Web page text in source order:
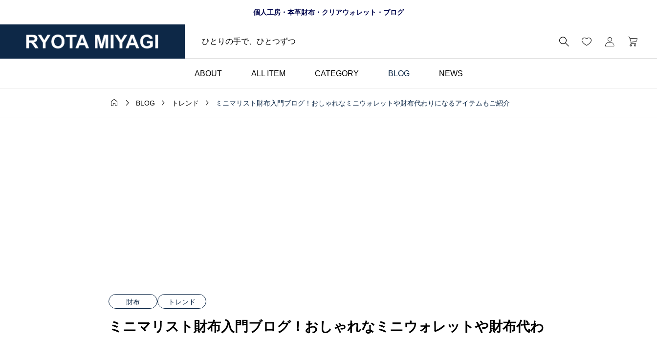
個人工房・本革財布・クリアウォレット・ブログ
ひとりの手で、ひとつずつ 
ABOUT ALL ITEM CATEGORY BLOG NEWS
財布 財布 財布
  BLOG  トレンド  ミニマリスト財布入門ブログ！おしゃれなミニウォレットや財布代わりになるアイテムもご紹介
財布 トレンド
ミニマリスト財布入門ブログ！おしゃれなミニウォレットや財布代わ